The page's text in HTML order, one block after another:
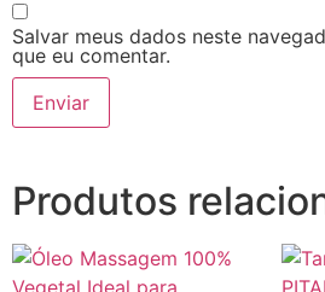
Salvar meus dados neste
que eu comentar.
Produtos